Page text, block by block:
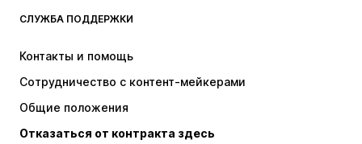
НОВИНКИ
Куртки
Свитеры и вязаные изделия
Белье
Пальто
Юбки
СЛУЖБА ПОДДЕРЖКИ
Контакты и помощь
Сотрудничество с контент-мейкерами
Общие положения
Отказаться от контракта здесь